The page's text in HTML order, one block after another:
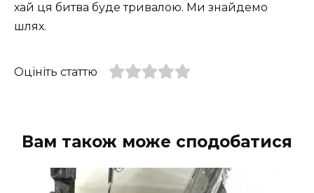
хай ця битва буде тривалою. Ми знайдемо
шлях.
Оцініть статтю
Вам також може сподобатися